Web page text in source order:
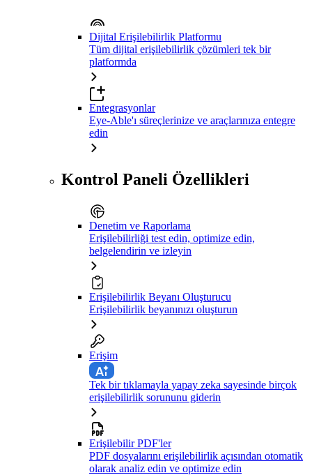
Dijital Erişilebilirlik Platformu
Tüm dijital erişilebilirlik çözümleri tek bir
platformda
Entegrasyonlar
Eye-Able'ı süreçlerinize ve araçlarınıza entegre
edin
Kontrol Paneli Özellikleri
Denetim ve Raporlama
Erişilebilirliği test edin, optimize edin,
belgelendirin ve izleyin
Erişilebilirlik Beyanı Oluşturucu
Erişilebilirlik beyanınızı oluşturun
Erişim
Tek bir tıklamayla yapay zeka sayesinde birçok
erişilebilirlik sorununu giderin
Erişilebilir PDF'ler
PDF dosyalarını erişilebilirlik açısından otomatik
olarak analiz edin ve optimize edin